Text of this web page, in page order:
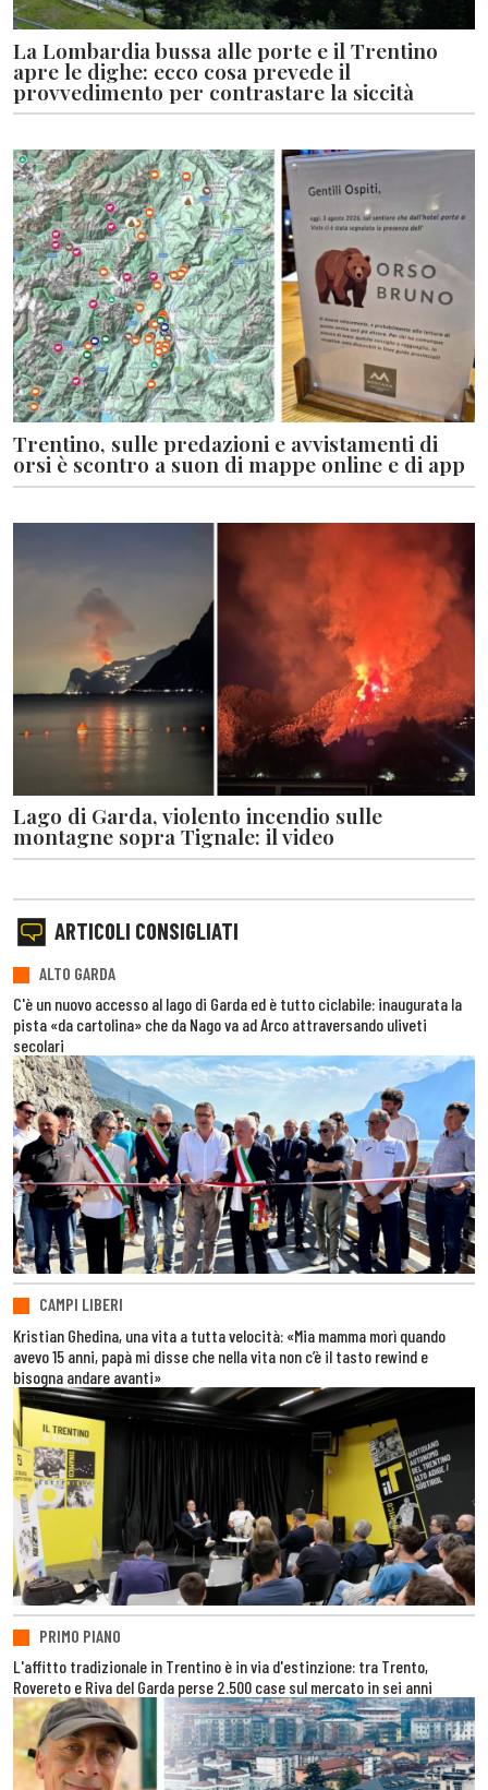
La Lombardia bussa alle porte e il Trentino
apre le dighe: ecco cosa prevede il
provvedimento per contrastare la siccità
Trentino, sulle predazioni e avvistamenti di
orsi è scontro a suon di mappe online e di app
Lago di Garda, violento incendio sulle
montagne sopra Tignale: il video
ARTICOLI CONSIGLIATI
ALTO GARDA
C'è un nuovo accesso al lago di Garda ed è tutto ciclabile: inaugurata la
pista «da cartolina» che da Nago va ad Arco attraversando uliveti
secolari
CAMPI LIBERI
Kristian Ghedina, una vita a tutta velocità: «Mia mamma morì quando
avevo 15 anni, papà mi disse che nella vita non c’è il tasto rewind e
bisogna andare avanti»
PRIMO PIANO
L'affitto tradizionale in Trentino è in via d'estinzione: tra Trento,
Rovereto e Riva del Garda perse 2.500 case sul mercato in sei anni